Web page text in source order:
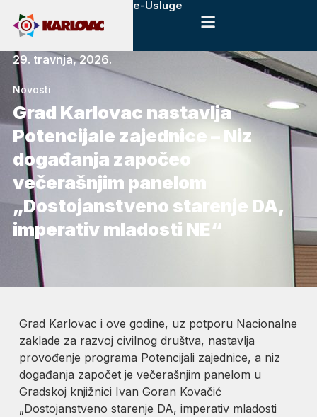
e-Usluge
29. travnja, 2026.
Novosti
Grad Karlovac nastavlja
Potencijale zajednice – Niz
događanja započeo
večerašnjim panelom
„Dostojanstveno starenje DA,
imperativ mladosti NE“
Grad Karlovac i ove godine, uz potporu Nacionalne
zaklade za razvoj civilnog društva, nastavlja
provođenje programa Potencijali zajednice, a niz
događanja započet je večerašnjim panelom u
Gradskoj knjižnici Ivan Goran Kovačić
„Dostojanstveno starenje DA, imperativ mladosti